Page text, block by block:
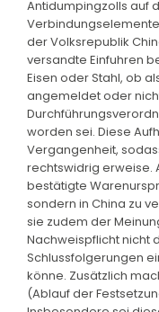
Antidumpingzolls auf
der Volksrepublik
versandte Einfuhren
Eisen oder Stahl, ob
angemeldet oder nicht
worden sei. Diese
Vergangenheit,
rechtswidrig erweise.
bestätigte
sondern in China zu
sie zudem der
Nachweispflicht nicht
Schlussfolgerungen
könne. Zusätzlich
(Ablauf der